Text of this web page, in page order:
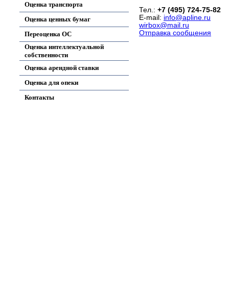
Оценка транспорта
Оценка ценных бумаг
Переоценка ОС
Оценка интеллектуальной
собственности
Оценка арендной ставки
Оценка для опеки
Контакты
Тел.: +7 (495) 724-75-82
E-mail: info@apline.ru
wirbox@mail.ru
Отправка сообщения